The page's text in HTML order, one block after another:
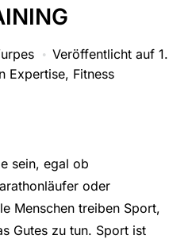
Veröffentlicht auf 1.
Expertise, Fitness
sein, egal ob
oder
Menschen treiben Sport,
Gutes zu tun. Sport ist